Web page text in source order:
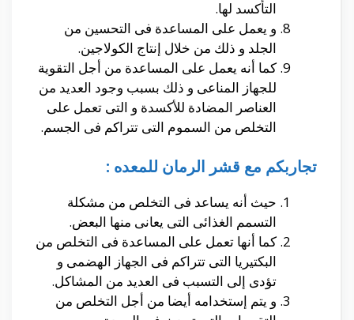
التأكسد لها.
و يعمل على المساعدة فى التحسين من
الجلد و ذلك من خلال إنتاج الكولاجين.
كما أنه يعمل على المساعدة من أجل التقوية
للجهاز المناعى و ذلك بسبب وجود العديد من
العناصر المضادة للأكسدة و التى تعمل على
التخلص من السموم التى تتراكم فى الجسم.
تجاربكم مع قشر الرمان للمعده :
حيث أنه يساعد فى التخلص من مشكلة
التسمم الغذائى التى يعانى منها البعض.
كما أنها تعمل على المساعدة فى التخلص من
البكتيريا التى تتراكم فى الجهاز الهضمى و
تؤدى إلى التسبب فى العديد من المشاكل.
و يتم إستخدامه أيضا من أجل التخلص من